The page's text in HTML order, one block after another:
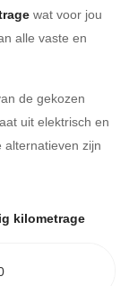
wat voor jou
alle vaste en
de gekozen
uit elektrisch en
zijn
kilometrage